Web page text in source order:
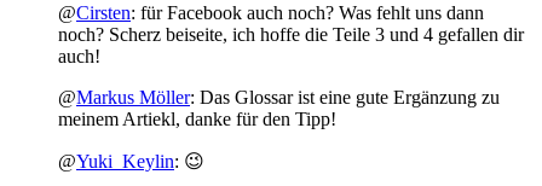
@Cirsten: für Facebook auch noch? Was fehlt uns dann
noch? Scherz beiseite, ich hoffe die Teile 3 und 4 gefallen dir
auch!
@Markus Möller: Das Glossar ist eine gute Ergänzung zu
meinem Artiekl, danke für den Tipp!
@Yuki_Keylin: 😉